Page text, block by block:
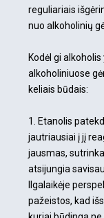
reguliariais
nuo alkoholinių
Kodėl gi
alkoholiniuose
keliais būdais:
1. Etanolis
jautriausiai į jį
jausmas,
atsijungia
Ilgalaikėje
pažeistos, kad